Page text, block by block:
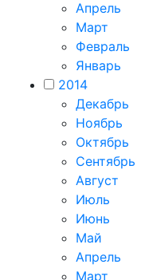
Апрель
Март
Февраль
Январь
2014
Декабрь
Ноябрь
Октябрь
Сентябрь
Август
Июль
Июнь
Май
Апрель
Март